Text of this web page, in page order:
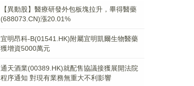
【異動股】醫療研發外包板塊拉升，畢得醫藥
(688073.CN)漲20.01%
宜明昂科-B(01541.HK)附屬宜明凱爾生物醫藥
獲增資5000萬元
通天酒業(00389.HK)就配售協議接獲展開法院
程序通知 對現有業務無重大不利影響